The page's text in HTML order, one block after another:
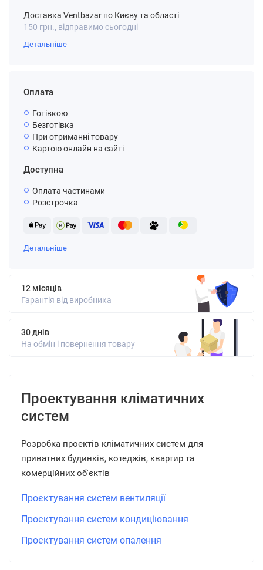
Доставка Ventbazar по Києву та області
150 грн., відправимо сьогодні
Детальніше
Оплата
Готівкою
Безготівка
При отриманні товару
Картою онлайн на сайті
Доступна
Оплата частинами
Розстрочка
Детальніше
12 місяців
Гарантія від виробника
30 днів
На обмін і повернення товару
Проектування кліматичних
систем
Розробка проектів кліматичних систем для
приватних будинків, котеджів, квартир та
комерційних об'єктів
Проєктування систем вентиляції
Проєктування систем кондиціювання
Проєктування систем опалення